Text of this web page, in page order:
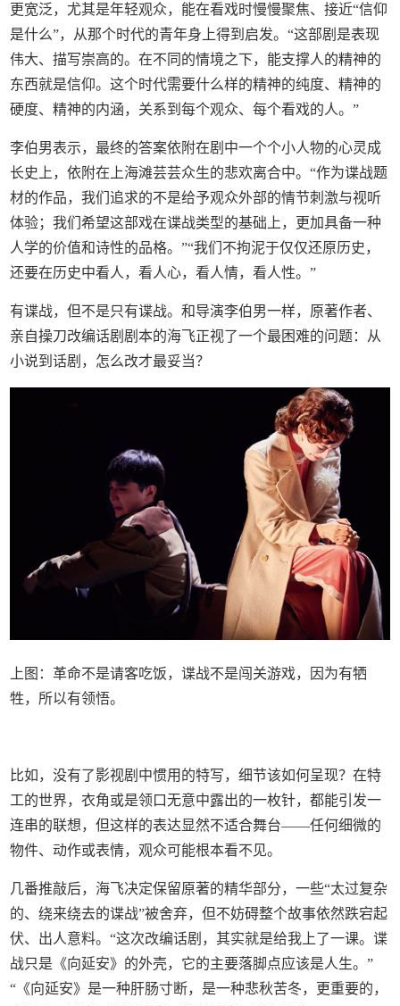
更宽泛，尤其是年轻观众，能在看戏时慢慢聚焦、接近“信仰
是什么”，从那个时代的青年身上得到启发。“这部剧是表现
伟大、描写崇高的。在不同的情境之下，能支撑人的精神的
东西就是信仰。这个时代需要什么样的精神的纯度、精神的
硬度、精神的内涵，关系到每个观众、每个看戏的人。”
李伯男表示，最终的答案依附在剧中一个个小人物的心灵成
长史上，依附在上海滩芸芸众生的悲欢离合中。“作为谍战题
材的作品，我们追求的不是给予观众外部的情节刺激与视听
体验；我们希望这部戏在谍战类型的基础上，更加具备一种
人学的价值和诗性的品格。”“我们不拘泥于仅仅还原历史，
还要在历史中看人，看人心，看人情，看人性。”
有谍战，但不是只有谍战。和导演李伯男一样，原著作者、
亲自操刀改编话剧剧本的海飞正视了一个最困难的问题：从
小说到话剧，怎么改才最妥当？
上图：革命不是请客吃饭，谍战不是闯关游戏，因为有牺
牲，所以有领悟。
比如，没有了影视剧中惯用的特写，细节该如何呈现？在特
工的世界，衣角或是领口无意中露出的一枚针，都能引发一
连串的联想，但这样的表达显然不适合舞台——任何细微的
物件、动作或表情，观众可能根本看不见。
几番推敲后，海飞决定保留原著的精华部分，一些“太过复杂
的、绕来绕去的谍战”被舍弃，但不妨碍整个故事依然跌宕起
伏、出人意料。“这次改编话剧，其实就是给我上了一课。谍
战只是《向延安》的外壳，它的主要落脚点应该是人生。”
“《向延安》是一种肝肠寸断，是一种悲秋苦冬，更重要的，